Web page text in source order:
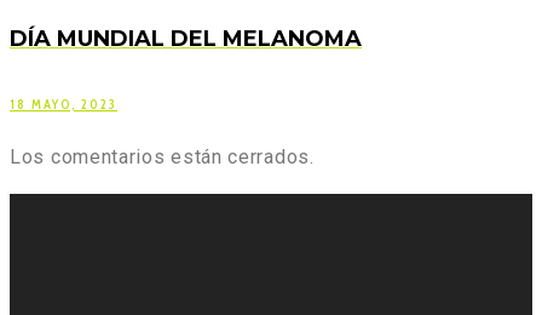
DÍA MUNDIAL DEL MELANOMA
18 MAYO, 2023
Los comentarios están cerrados.